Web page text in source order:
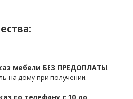
мебели БЕЗ ПРЕДОПЛАТЫ.
на дому при получении.
по телефону с 10 до